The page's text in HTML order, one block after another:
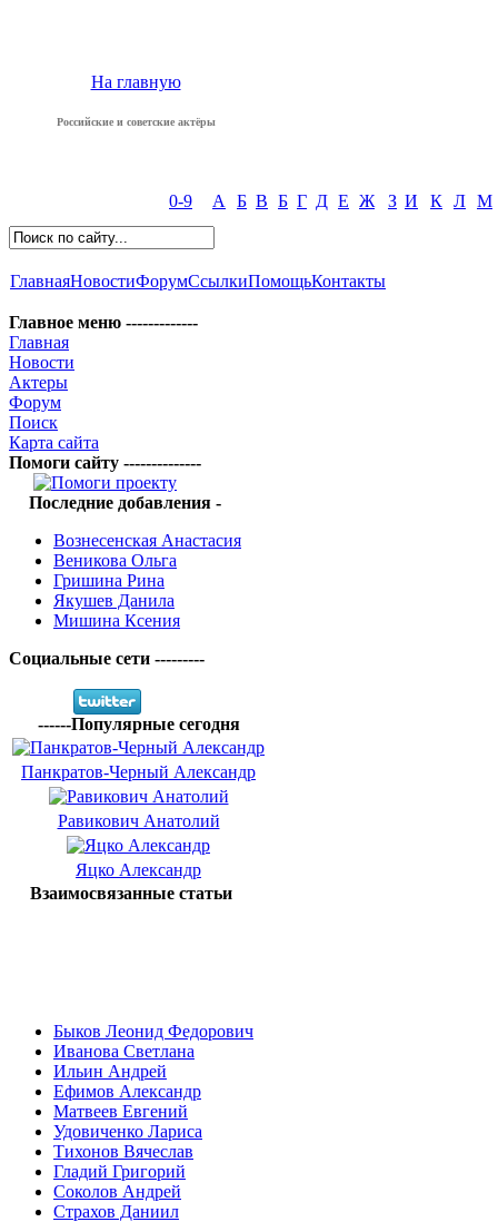
На главную
Российские и советские актёры
0-9 А Б В Б Г Д Е Ж З И К Л М
ГлавнаяНовостиФорумСсылкиПомощьКонтакты
Главное меню -------------
Главная
Новости
Актеры
Форум
Поиск
Карта сайта
Помоги сайту --------------
Последние добавления -
Вознесенская Анастасия
Веникова Ольга
Гришина Рина
Якушев Данила
Мишина Ксения
Социальные сети ---------
------Популярные сегодня
Панкратов-Черный Александр
Равикович Анатолий
Яцко Александр
Взаимосвязанные статьи
Быков Леонид Федорович
Иванова Светлана
Ильин Андрей
Ефимов Александр
Матвеев Евгений
Удовиченко Лариса
Тихонов Вячеслав
Гладий Григорий
Соколов Андрей
Страхов Даниил